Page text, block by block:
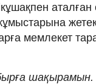
мемлекет
шақырамын.